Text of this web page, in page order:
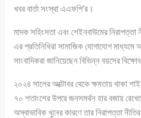
খবর বার্তা সংস্থা এএফপি’র।
মাদক সহিংসতা এবং শেইনবাউমের নিরাপত্তা
এর প্রতিনিধিরা সামাজিক যোগাযোগ
সাংবাদিকরা জানিয়েছেন বিভিন্ন বয়সের
২০২৪ সালের অক্টোবর থেকে ক্ষমতায় থাকা
৭০ শতাংশের উপরে জনসমর্থন হার বজায়
অস্বাভাবিক খুনের কারণে তার নিরাপত্তা